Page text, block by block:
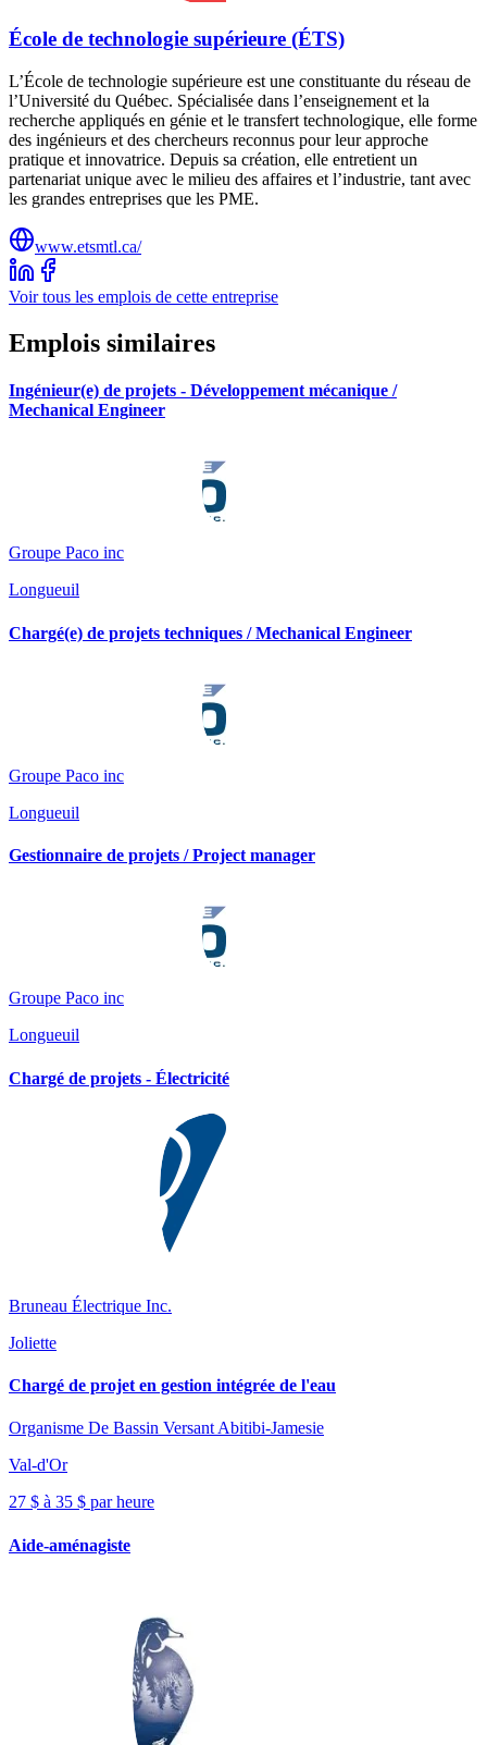
École de technologie supérieure (ÉTS)
L’École de technologie supérieure est une constituante du réseau de
l’Université du Québec. Spécialisée dans l’enseignement et la
recherche appliqués en génie et le transfert technologique, elle forme
des ingénieurs et des chercheurs reconnus pour leur approche
pratique et innovatrice. Depuis sa création, elle entretient un
partenariat unique avec le milieu des affaires et l’industrie, tant avec
les grandes entreprises que les PME.
www.etsmtl.ca/
Voir tous les emplois de cette entreprise
Emplois similaires
Ingénieur(e) de projets - Développement mécanique /
Mechanical Engineer
Groupe Paco inc
Longueuil
Chargé(e) de projets techniques / Mechanical Engineer
Groupe Paco inc
Longueuil
Gestionnaire de projets / Project manager
Groupe Paco inc
Longueuil
Chargé de projets - Électricité
Bruneau Électrique Inc.
Joliette
Chargé de projet en gestion intégrée de l'eau
Organisme De Bassin Versant Abitibi-Jamesie
Val-d'Or
27 $ à 35 $ par heure
Aide-aménagiste